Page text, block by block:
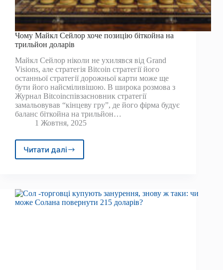
Чому Майкл Сейлор хоче позицію біткойна на
трильйон доларів
Майкл Сейлор ніколи не ухилявся від Grand
Visions, але стратегія Bitcoin стратегії його
останньої стратегії дорожньої карти може ще
бути його найсміливішою. В широка розмова з
Журнал Bitcoinспівзасновник стратегії
замальовував “кінцеву гру”, де його фірма будує
баланс біткойна на трильйон…
1 Жовтня, 2025
Читати далі
Чому
позицію
біткойна